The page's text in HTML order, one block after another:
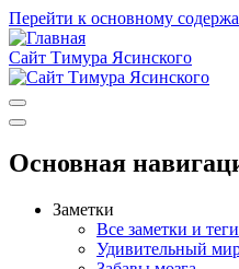
Перейти к основному
Сайт Тимура Ясинского
Основная
Заметки
Все заметки и теги
Удивительный